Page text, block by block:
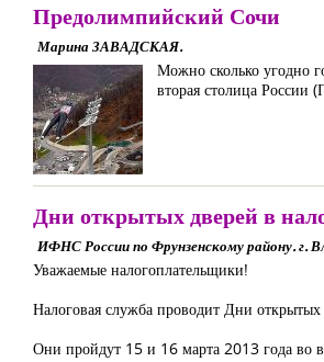
Предолимпийский Сочи
Марина ЗАВАДСКАЯ.
Можно сколько угодно
вторая столица России
Дни открытых дверей в
ИФНС России по Фрунзенскому району. г.
Уважаемые налогоплательщики!
Налоговая служба проводит Дни
Они пройдут 15 и 16 марта 2013 года во